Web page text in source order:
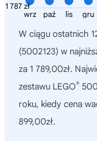
1 787 zł
gru
lis
paź
wrz
W ciągu ostatnich
(5002123) w
za 1 789,00zł.
zestawu LEGO®
roku, kiedy cena
899,00zł.